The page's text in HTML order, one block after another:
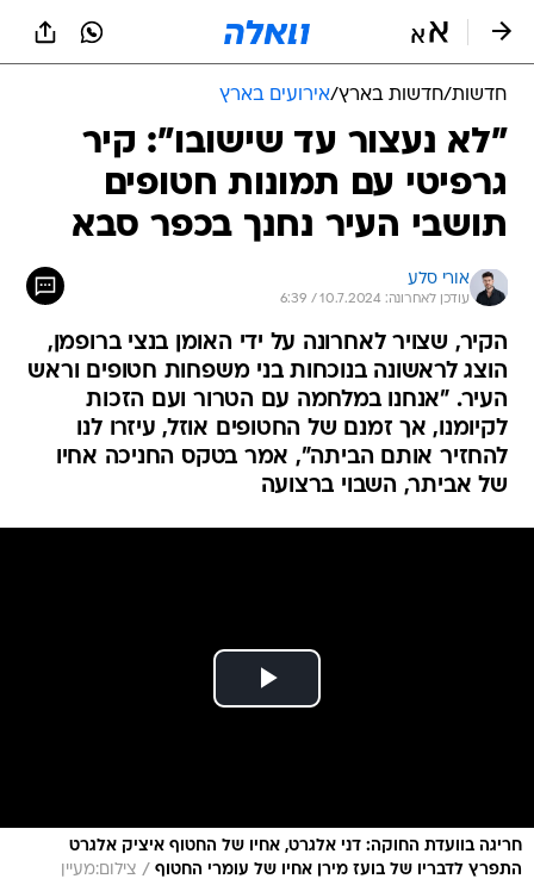
חדשות/חדשות בארץ/אירועים בארץ
"לא נעצור עד שישובו": קיר
גרפיטי עם תמונות חטופים
תושבי העיר נחנך בכפר סבא
אורי סלע
עודכן לאחרונה: 10.7.2024 / 6:39
הקיר, שצויר לאחרונה על ידי האומן בנצי ברופמן,
הוצג לראשונה בנוכחות בני משפחות חטופים וראש
העיר. "אנחנו במלחמה עם הטרור ועם הזכות
לקיומנו, אך זמנם של החטופים אוזל, עיזרו לנו
להחזיר אותם הביתה", אמר בטקס החניכה אחיו
של אביתר, השבוי ברצועה
חריגה בוועדת החוקה: דני אלגרט, אחיו של החטוף איציק אלגרט
התפרץ לדבריו של בועז מירן אחיו של עומרי החטוף / צילום:מעיין